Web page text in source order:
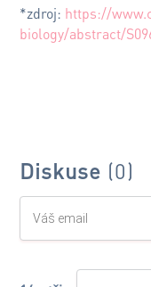
*zdroj: https://
biology/abstract/
Diskuse (0)